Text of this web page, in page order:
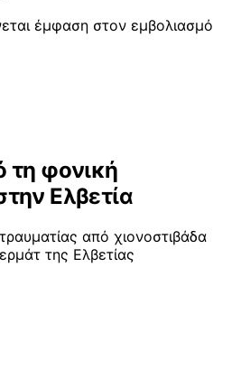
έμφαση στον εμβολιασμό
τη φονική
Ελβετία
από χιονοστιβάδα
της Ελβετίας